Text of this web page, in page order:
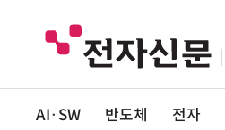
AI·SW 반도체 전자